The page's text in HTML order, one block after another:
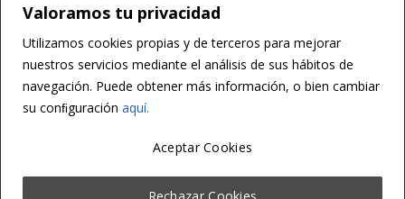
Valoramos tu privacidad
Utilizamos cookies propias y de terceros para mejorar
nuestros servicios mediante el análisis de sus hábitos de
navegación. Puede obtener más información, o bien cambiar
su conﬁguración aquí.
Rechazar Cookies
Aceptar Cookies